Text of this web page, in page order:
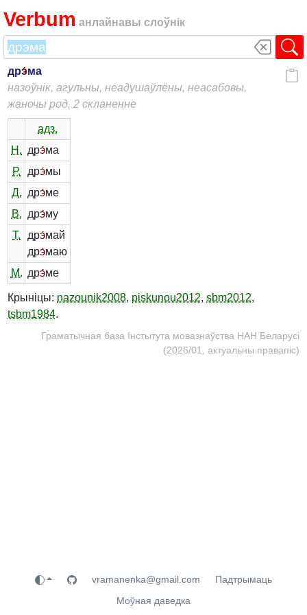
Verbum анлайнавы слоўнік
дрэ́ма
назоўнік, агульны, неадушаўлёны, неасабовы,
жаночы род, 2 скланенне
адз.
Н. дрэ́ма
Р.
дрэ́мы
Д. дрэ́ме
В. дрэ́му
Т.
дрэ́май
дрэ́маю
М. дрэ́ме
Крыніцы: nazounik2008, piskunou2012, sbm2012,
tsbm1984.
Граматычная база Інстытута мовазнаўства НАН Беларусі
(2026/01, актуальны правапіс)
vramanenka@gmail.com
Падтрымаць
Моўная даведка